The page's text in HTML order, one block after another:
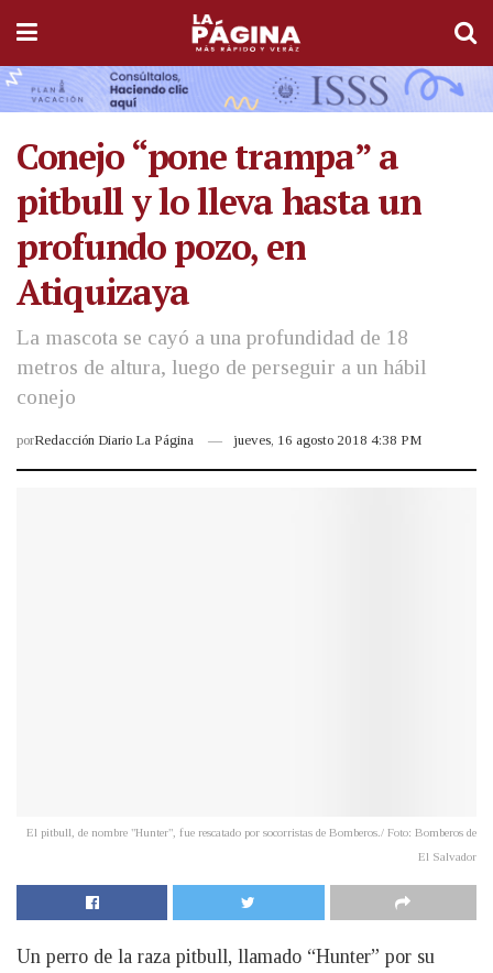
Conejo “pone trampa” a
pitbull y lo lleva hasta un
profundo pozo, en
Atiquizaya
La mascota se cayó a una profundidad de 18
metros de altura, luego de perseguir a un hábil
conejo
porRedacción Diario La Página jueves, 16 agosto 2018 4:38 PM
El pitbull, de nombre "Hunter", fue rescatado por socorristas de Bomberos./ Foto: Bomberos de
El Salvador
Un perro de la raza pitbull, llamado “Hunter” por su